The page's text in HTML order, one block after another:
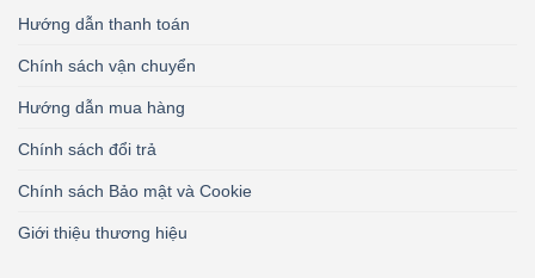
Hướng dẫn thanh toán
Chính sách vận chuyển
Hướng dẫn mua hàng
Chính sách đổi trả
Chính sách Bảo mật và Cookie
Giới thiệu thương hiệu